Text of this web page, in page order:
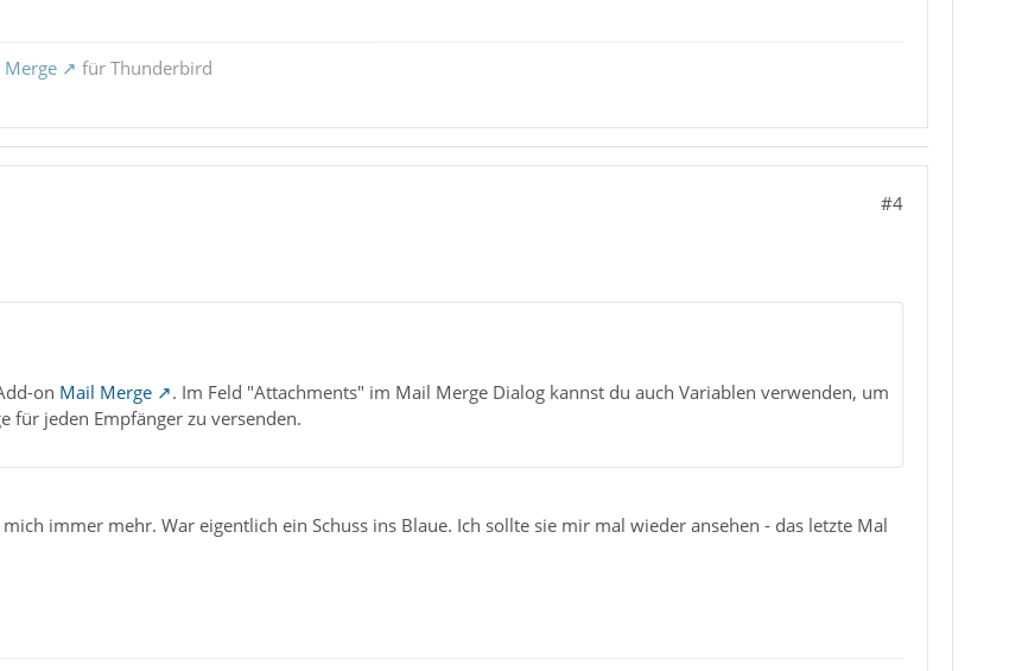
für Thunderbird
#4
on Mail Merge
. Im Feld "Attachments" im Mail Merge Dialog kannst du auch Variablen verwenden, um
für jeden Empfänger zu versenden.
immer mehr. War eigentlich ein Schuss ins Blaue. Ich sollte sie mir mal wieder ansehen - das letzte Mal